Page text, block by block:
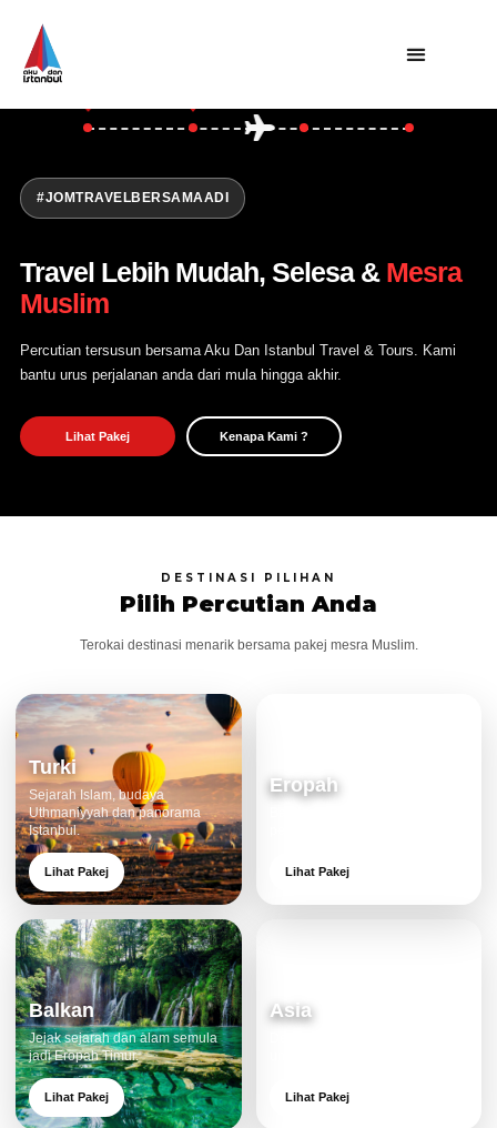
Utama
Open Trip
Hubungi Kami
#JOMTRAVELBERSAMAADI
Travel Lebih Mudah, Selesa & Mesra
Muslim
Percutian tersusun bersama Aku Dan Istanbul Travel & Tours. Kami
bantu urus perjalanan anda dari mula hingga akhir.
Lihat Pakej Kenapa Kami ?
DESTINASI PILIHAN
Pilih Percutian Anda
Terokai destinasi menarik bersama pakej mesra Muslim.
Turki
Sejarah Islam, budaya
Uthmaniyyah dan panorama
Istanbul.
Lihat Pakej
Eropah
Lihat Pakej
Balkan
Jejak sejarah dan alam semula
jadi Eropah Timur.
Lihat Pakej
Asia
Lihat Pakej